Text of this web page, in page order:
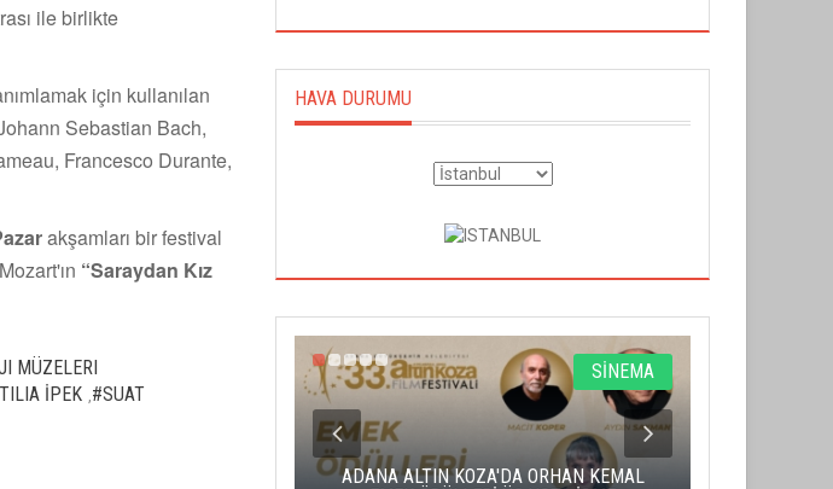
ile birlikte
için kullanılan
Sebastian Bach,
Francesco Durante,
akşamları bir festival
“Saraydan Kız
MÜZELERI
İPEK ,#SUAT
HAVA DURUMU
SİNEMA
ADANA ALTIN KOZA'DA ORHAN KEMAL